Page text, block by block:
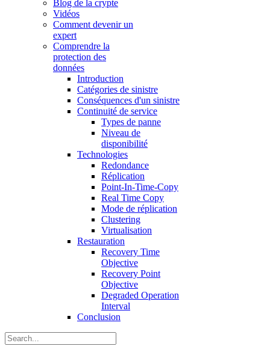
Blog de la crypte
Vidéos
Comment devenir un
expert
Comprendre la
protection des
données
Introduction
Catégories de sinistre
Conséquences d'un sinistre
Continuité de service
Types de panne
Niveau de
disponibilité
Technologies
Redondance
Réplication
Point-In-Time-Copy
Real Time Copy
Mode de réplication
Clustering
Virtualisation
Restauration
Recovery Time
Objective
Recovery Point
Objective
Degraded Operation
Interval
Conclusion